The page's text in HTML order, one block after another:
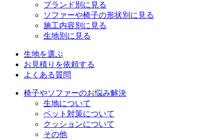
ブランド別に見る
ソファーや椅子の形状別に見る
施工内容別に見る
生地別に見る
生地を選ぶ
お見積りを依頼する
よくある質問
椅子やソファーのお悩み解決
生地について
ペット対策について
クッションについて
その他